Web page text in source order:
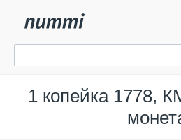
1 копейка 1778,